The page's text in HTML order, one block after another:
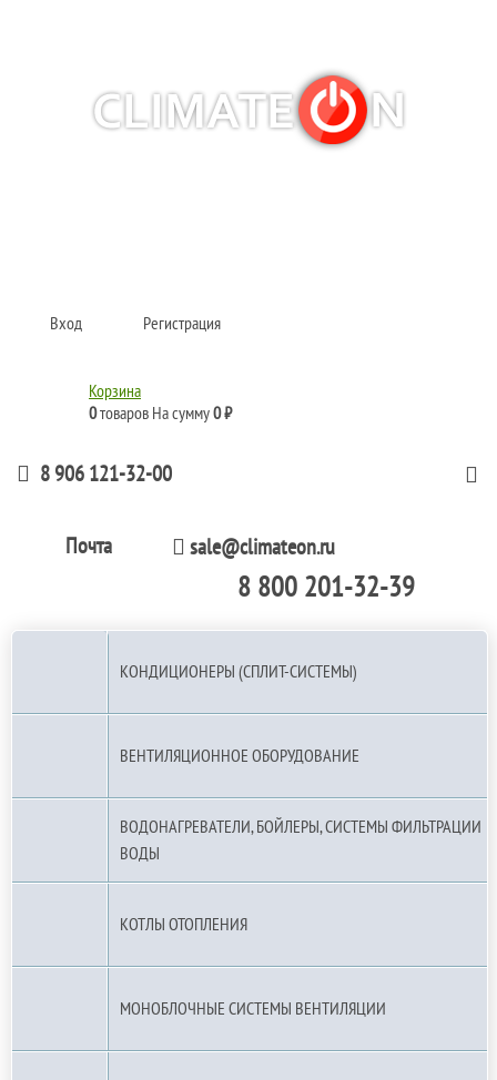
Вход Регистрация
Корзина
0товаров На сумму0 ₽
8 906 121-32-00
Почта sale@climateon.ru
8 800 201-32-39
КОНДИЦИОНЕРЫ (СПЛИТ-СИСТЕМЫ)
ВЕНТИЛЯЦИОННОЕ ОБОРУДОВАНИЕ
ВОДОНАГРЕВАТЕЛИ, БОЙЛЕРЫ, СИСТЕМЫ ФИЛЬТРАЦИИ
ВОДЫ
КОТЛЫ ОТОПЛЕНИЯ
МОНОБЛОЧНЫЕ СИСТЕМЫ ВЕНТИЛЯЦИИ